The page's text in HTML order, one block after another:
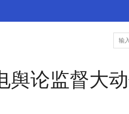
舆论监督大